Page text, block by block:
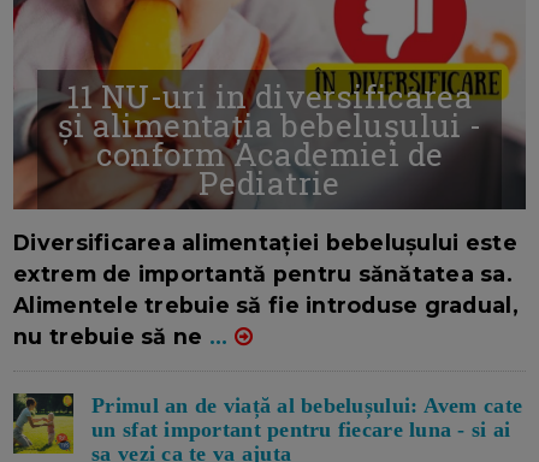
11 NU-uri in diversificarea
și alimentația bebelușului -
conform Academiei de
Pediatrie
Diversificarea alimentației bebelușului este
extrem de importantă pentru sănătatea sa.
Alimentele trebuie să fie introduse gradual,
nu trebuie să ne ...
Primul an de viață al bebelușului: Avem cate
un sfat important pentru fiecare luna - si ai
sa vezi ca te va ajuta